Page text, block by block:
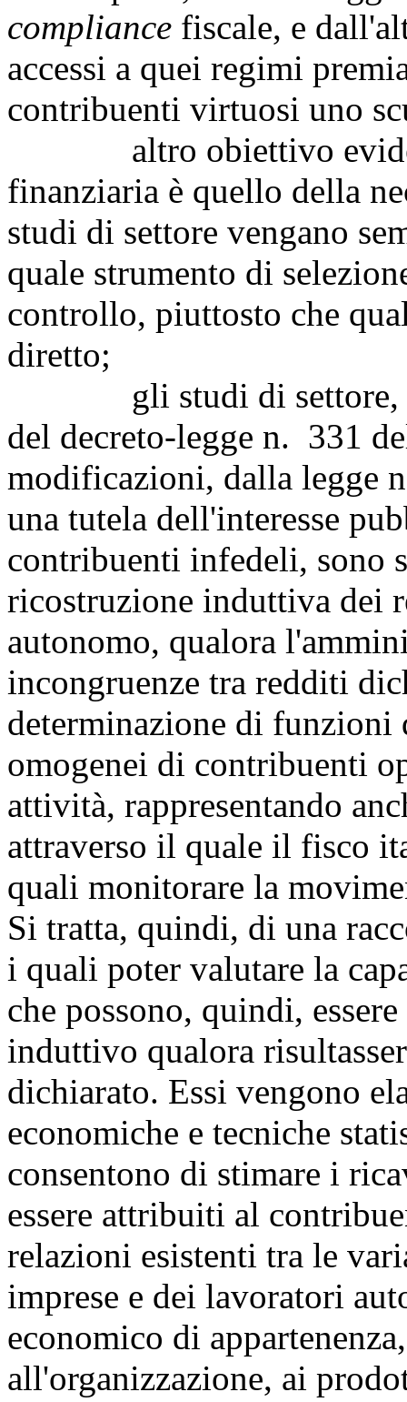
compliance fiscale, e
accessi a quei regimi
contribuenti virtuosi uno
altro obiettivo
finanziaria è quello della
studi di settore vengano
quale strumento di
controllo, piuttosto che
diretto;
gli studi di settore,
del decreto-legge n. 331
modificazioni, dalla legge
una tutela dell'interesse
contribuenti infedeli, sono
ricostruzione induttiva dei
autonomo, qualora
incongruenze tra redditi
determinazione di funzioni
omogenei di contribuenti
attività, rappresentando
attraverso il quale il fisco
quali monitorare la
Si tratta, quindi, di una
i quali poter valutare la
che possono, quindi,
induttivo qualora
dichiarato. Essi vengono
economiche e tecniche
consentono di stimare i
essere attribuiti al
relazioni esistenti tra le
imprese e dei lavoratori
economico di
all'organizzazione, ai